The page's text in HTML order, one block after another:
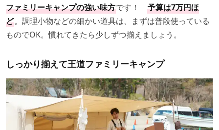
ファミリーキャンプの強い味方です！ 予算は7万円ほ
ど。調理小物などの細かい道具は、まずは普段使っている
ものでOK。慣れてきたら少しずつ揃えましょう。
しっかり揃えて王道ファミリーキャンプ